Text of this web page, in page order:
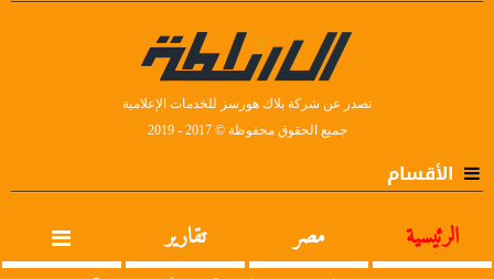
تصدر عن شركة بلاك هورسز للخدمات الإعلامية
جميع الحقوق محفوظة © 2017 - 2019
الأقسام
الرئيسية مصر تقارير